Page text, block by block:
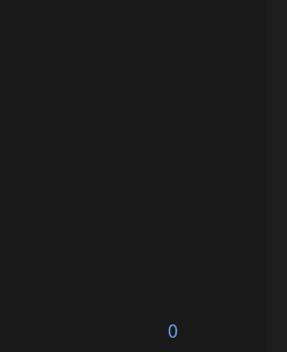
0